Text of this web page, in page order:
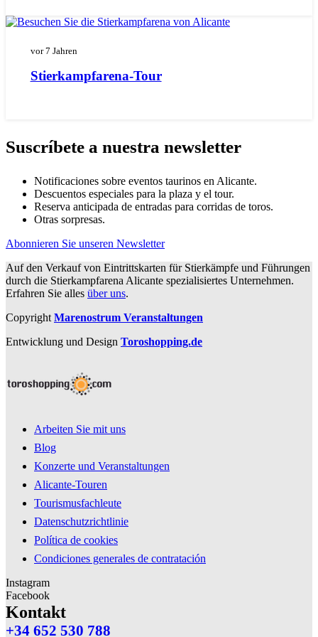
vor 7 Jahren
Stierkampfarena-Tour
Suscríbete a nuestra newsletter
Notificaciones sobre eventos taurinos en Alicante.
Descuentos especiales para la plaza y el tour.
Reserva anticipada de entradas para corridas de toros.
Otras sorpresas.
Abonnieren Sie unseren Newsletter
Auf den Verkauf von Eintrittskarten für Stierkämpfe und Führungen
durch die Stierkampfarena Alicante spezialisiertes Unternehmen.
Erfahren Sie alles über uns.
Copyright Marenostrum Veranstaltungen
Entwicklung und Design Toroshopping.de
Arbeiten Sie mit uns
Blog
Konzerte und Veranstaltungen
Alicante-Touren
Tourismusfachleute
Datenschutzrichtlinie
Política de cookies
Condiciones generales de contratación
Instagram
Facebook
Kontakt
+34 652 530 788